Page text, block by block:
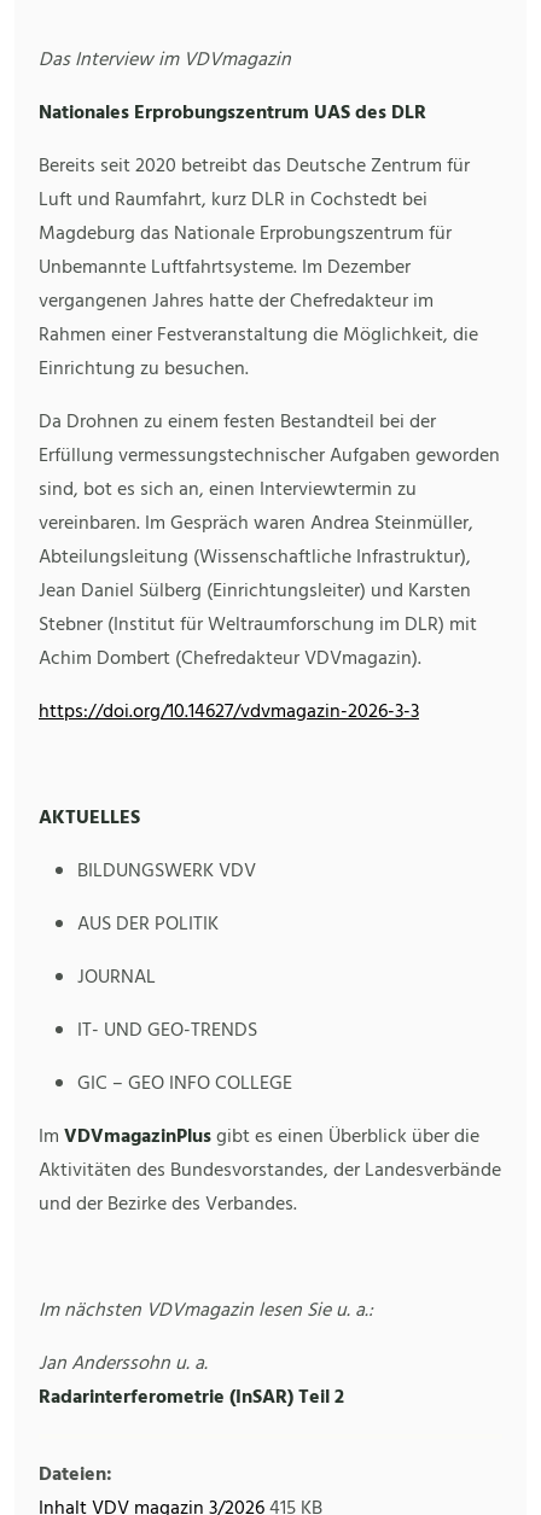
Das Interview im VDVmagazin
Nationales Erprobungszentrum UAS des DLR
Bereits seit 2020 betreibt das Deutsche Zentrum für
Luft und Raumfahrt, kurz DLR in Cochstedt bei
Magdeburg das Nationale Erprobungszentrum für
Unbemannte Luftfahrtsysteme. Im Dezember
vergangenen Jahres hatte der Chefredakteur im
Rahmen einer Festveranstaltung die Möglichkeit, die
Einrichtung zu besuchen.
Da Drohnen zu einem festen Bestandteil bei der
Erfüllung vermessungstechnischer Aufgaben geworden
sind, bot es sich an, einen Interviewtermin zu
vereinbaren. Im Gespräch waren Andrea Steinmüller,
Abteilungsleitung (Wissenschaftliche Infrastruktur),
Jean Daniel Sülberg (Einrichtungsleiter) und Karsten
Stebner (Institut für Weltraumforschung im DLR) mit
Achim Dombert (Chefredakteur VDVmagazin).
https://doi.org/10.14627/vdvmagazin-2026-3-3
AKTUELLES
BILDUNGSWERK VDV
AUS DER POLITIK
JOURNAL
IT- UND GEO-TRENDS
GIC – GEO INFO COLLEGE
ImVDVmagazinPlusgibt es einen Überblick über die
Aktivitäten des Bundesvorstandes, der Landesverbände
und der Bezirke des Verbandes.
Im nächsten VDVmagazin lesen Sie u. a.:
Jan Anderssohn u. a.
Radarinterferometrie (InSAR) Teil 2
Dateien: